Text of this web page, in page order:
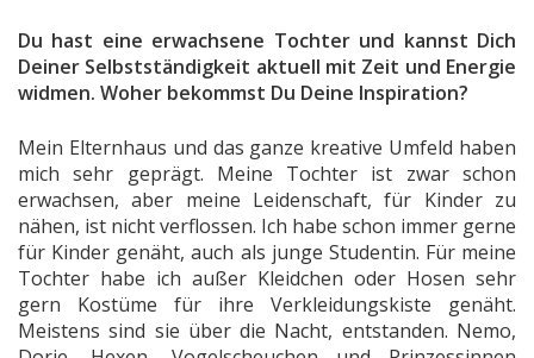
Du hast eine erwachsene Tochter und kannst Dich
Deiner Selbstständigkeit aktuell mit Zeit und Energie
widmen. Woher bekommst Du Deine Inspiration?
Mein Elternhaus und das ganze kreative Umfeld haben
mich sehr geprägt. Meine Tochter ist zwar schon
erwachsen, aber meine Leidenschaft, für Kinder zu
nähen, ist nicht verflossen. Ich habe schon immer gerne
für Kinder genäht, auch als junge Studentin. Für meine
Tochter habe ich außer Kleidchen oder Hosen sehr
gern Kostüme für ihre Verkleidungskiste genäht.
Meistens sind sie über die Nacht, entstanden. Nemo,